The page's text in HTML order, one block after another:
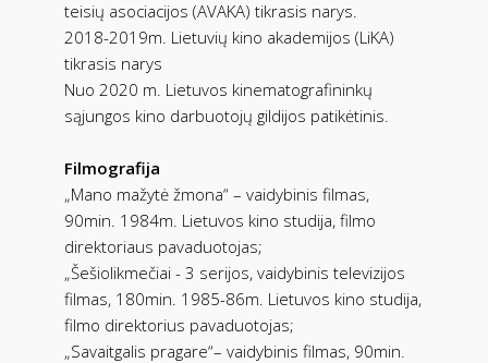
teisių asociacijos (AVAKA) tikrasis narys.
2018-2019m. Lietuvių kino akademijos (LiKA)
tikrasis narys
Nuo 2020 m. Lietuvos kinematografininkų
sąjungos kino darbuotojų gildijos patikėtinis.
Filmografija
„Mano mažytė žmona“ – vaidybinis filmas,
90min. 1984m. Lietuvos kino studija, filmo
direktoriaus pavaduotojas;
„Šešiolikmečiai - 3 serijos, vaidybinis televizijos
filmas, 180min. 1985-86m. Lietuvos kino studija,
filmo direktorius pavaduotojas;
„Savaitgalis pragare“– vaidybinis filmas, 90min.